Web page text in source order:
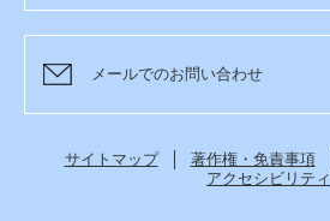
メールでのお問い合わせ
サイトマップ 著作権・免責事項
アクセシビリティ